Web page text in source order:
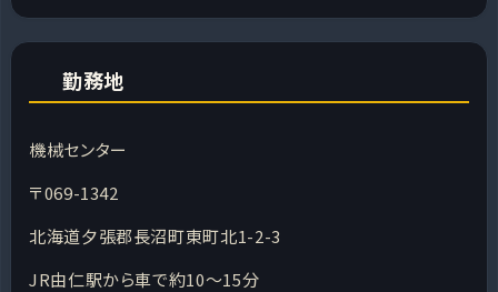
勤務地
機械センター
〒069-1342
北海道夕張郡長沼町東町北1-2-3
JR由仁駅から車で約10〜15分